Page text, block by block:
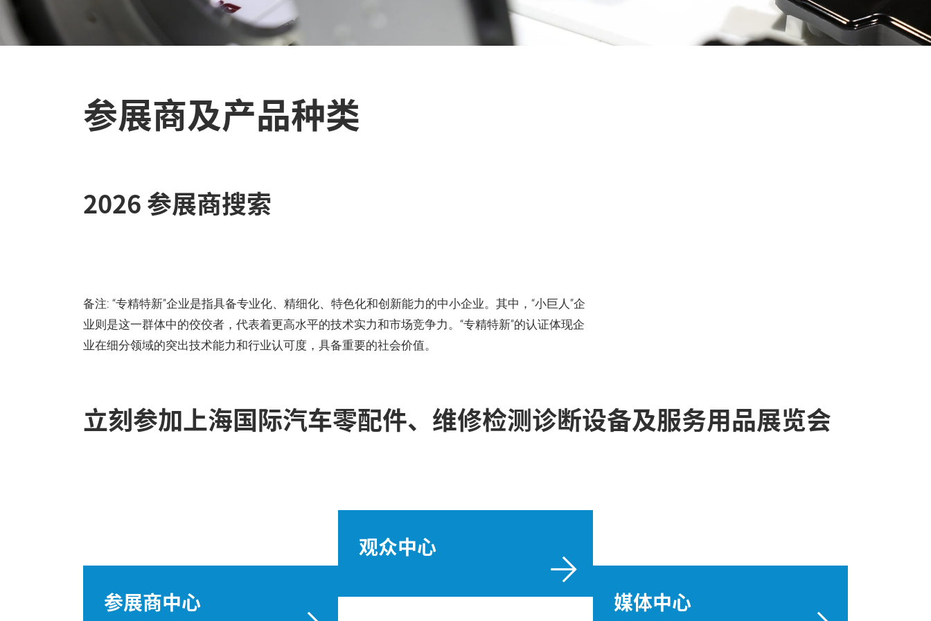
参展商及产品种类
2026 参展商搜索
备注: “专精特新”企业是指具备专业化、精细化、特色化和创新能力的中小企业。其中，“小巨人”企
业则是这一群体中的佼佼者，代表着更高水平的技术实力和市场竞争力。“专精特新”的认证体现企
业在细分领域的突出技术能力和行业认可度，具备重要的社会价值。
立刻参加上海国际汽车零配件、维修检测诊断设备及服务用品展览会
参展商中心
观众中心
媒体中心